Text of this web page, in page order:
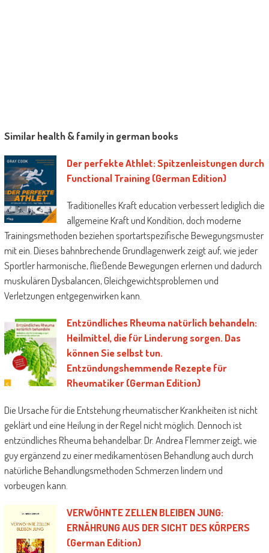
Similar health & family in german books
Der perfekte Athlet: Spitzenleistungen durch
Functional Training (German Edition)
Traditionelles Kraft education verbessert lediglich die
allgemeine Kraft und Kondition, doch moderne
Trainingsmethoden beziehen sportartspezifische Bewegungsmuster
mit ein. Dieses bahnbrechende Grundlagenwerk zeigt auf, wie jeder
Sportler harmonische, fließende Bewegungen erlernen und dadurch
muskulären Dysbalancen, Gleichgewichtsproblemen und
Verletzungen entgegenwirken kann.
Entzündliches Rheuma natürlich behandeln:
Heilmittel, die für Linderung sorgen. Das
können Sie selbst tun.
Entzündungshemmende Rezepte für
Rheumatiker (German Edition)
Die Ursache für die Entstehung rheumatischer Krankheiten ist nicht
geklärt und eine Heilung in der Regel nicht möglich. Dennoch ist
entzündliches Rheuma behandelbar. Dr. Andrea Flemmer zeigt, wie
guy ergänzend zu einer medikamentösen Behandlung auch durch
natürliche Behandlungsmethoden Schmerzen lindern und
vorbeugen kann.
VERWÖHNTE ZELLEN BLEIBEN JUNG:
ERNÄHRUNG AUS DER SICHT DES KÖRPERS
(German Edition)